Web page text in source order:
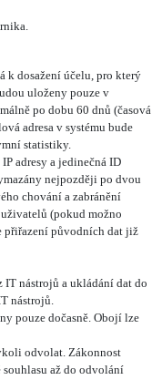
k dosažení účelu, pro který
uloženy pouze v
po dobu 60 dnů (časová
adresa v systému bude
statistiky.
adresy a jedinečná ID
nejpozději po dvou
chování a zabránění
(pokud možno
přiřazení původních dat již
IT nástrojů a ukládání dat do
nástrojů.
pouze dočasně. Obojí lze
odvolat. Zákonnost
až do odvolání